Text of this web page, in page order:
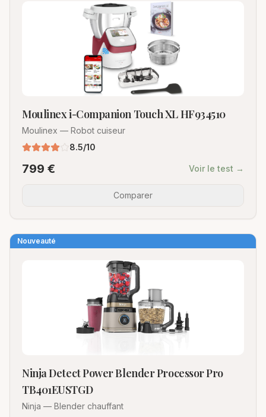
Moulinex i-Companion Touch XL HF934510
Moulinex — Robot cuiseur
8.5/10
799 € Voir le test →
Comparer
Nouveauté
Ninja Detect Power Blender Processor Pro
TB401EUSTGD
Ninja — Blender chauffant